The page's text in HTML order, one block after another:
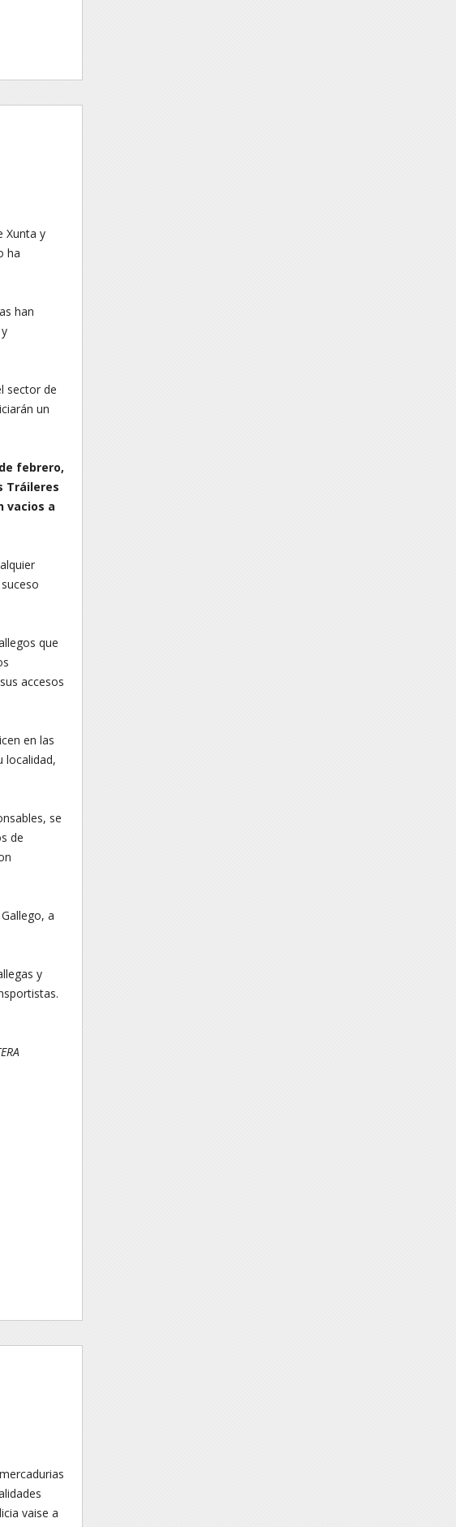
Xunta y
ha
han
sector de
un
febrero,
Tráileres
vacios a
que
accesos
en las
localidad,
se
de
a
y
vaise a